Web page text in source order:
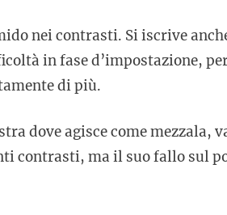
nei contrasti. Si iscrive
in fase d’impostazione,
di più.
dove agisce come mezzala,
contrasti, ma il suo fallo sul